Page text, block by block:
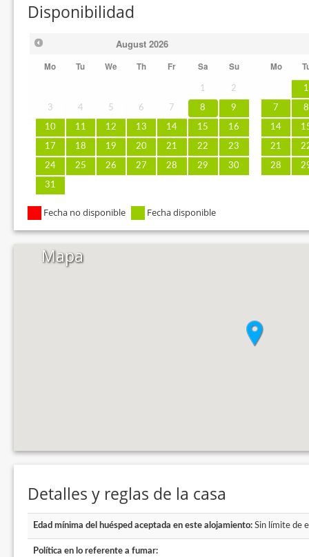
Disponibilidad
August 2026
Mo Tu We Th Fr Sa Su
1 2
3 4 5 6 7 8 9
10 11 12 13 14 15 16
17 18 19 20 21 22 23
24 25 26 27 28 29 30
31
Mo
1
7 8
14
21
28
Fecha no disponible Fecha disponible
Mapa
Detalles y reglas de la casa
Edad mínima del huésped aceptada en este alojamiento: Sin límite de
Política en lo referente a fumar: